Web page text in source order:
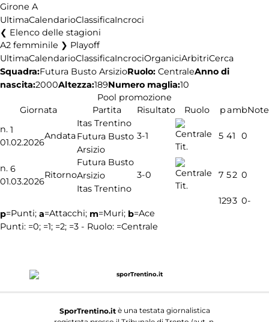
Girone A
UltimaCalendarioClassificaIncroci
Elenco delle stagioni
A2 femminile ❯ Playoff
UltimaCalendarioClassificaIncrociOrganiciArbitriCerca
Squadra:Futura Busto ArsizioRuolo: CentraleAnno di
nascita:2000Altezza:189Numero maglia:10
Pool promozione
Giornata
Partita Risultato Ruolo pambNote
n. 1
01.02.2026
Andata
Itas Trentino
Futura Busto
Arsizio
3-1
Tit.
5 41 0
n. 6
01.03.2026
Ritorno
Futura Busto
Arsizio
Itas Trentino
3-0
Tit.
7 52 0
1293 0-
p=Punti; a=Attacchi; m=Muri; b=Ace
Punti: =0; =1; =2; =3 - Ruolo: =Centrale
SporTrentino.itè una testata giornalistica